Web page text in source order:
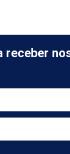
receber